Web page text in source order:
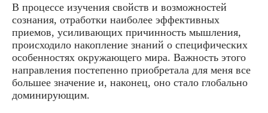
В процессе изучения свойств и возможностей
сознания, отработки наиболее эффективных
приемов, усиливающих причинность мышления,
происходило накопление знаний о специфических
особенностях окружающего мира. Важность этого
направления постепенно приобретала для меня все
большее значение и, наконец, оно стало глобально
доминирующим.